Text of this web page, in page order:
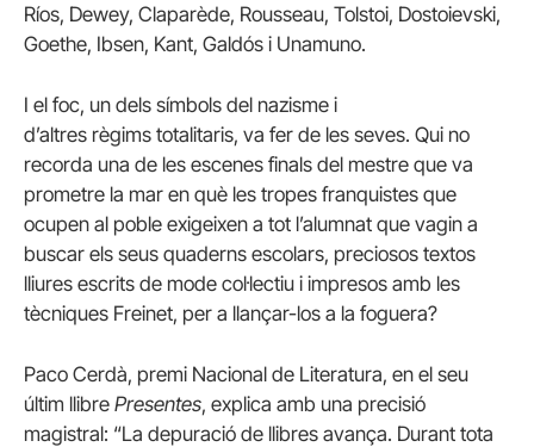
Ríos, Dewey, Claparède, Rousseau, Tolstoi, Dostoievski,
Goethe, Ibsen, Kant, Galdós i Unamuno.
I el foc, un dels símbols del nazisme i
d’altres règims totalitaris, va fer de les seves. Qui no
recorda una de les escenes finals del mestre que va
prometre la mar en què les tropes franquistes que
ocupen al poble exigeixen a tot l’alumnat que vagin a
buscar els seus quaderns escolars, preciosos textos
lliures escrits de mode col·lectiu i impresos amb les
tècniques Freinet, per a llançar-los a la foguera?
Paco Cerdà, premi Nacional de Literatura, en el seu
últim llibre Presentes, explica amb una precisió
magistral: “La depuració de llibres avança. Durant tota